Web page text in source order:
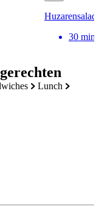
lunch
30 min